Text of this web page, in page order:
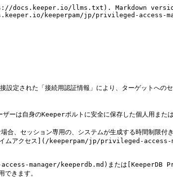
llms.txt). Markdown
keeperpam/jp/privileged-access-
インタイムアクセス](/keeperpam/jp/privileged-
access-manager/keeperdb.md)または
きます。